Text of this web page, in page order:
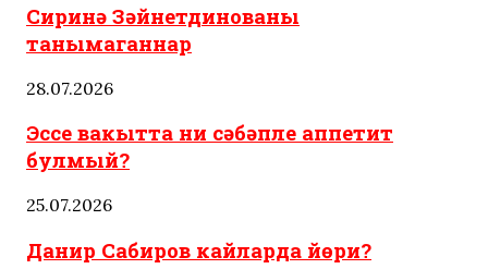
Сиринә Зәйнетдинованы
танымаганнар
28.07.2026
Эссе вакытта ни сәбәпле аппетит
булмый?
25.07.2026
Данир Сабиров кайларда йөри?